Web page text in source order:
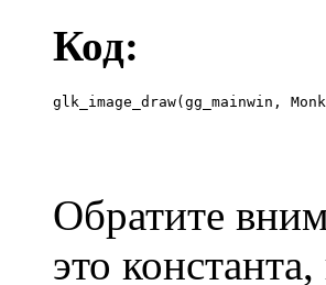
Код:
glk_image_draw(gg_mainwin,
Обратите
это